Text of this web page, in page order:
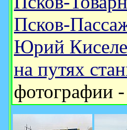
Псков-
Юрий
на путях
фотографии